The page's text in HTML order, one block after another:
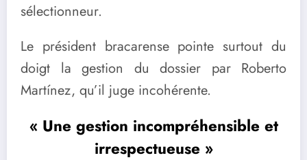
sélectionneur.
Le président bracarense pointe surtout du
doigt la gestion du dossier par Roberto
Martínez, qu’il juge incohérente.
« Une gestion incompréhensible et
irrespectueuse »